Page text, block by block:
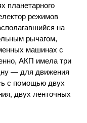
планетарного
режимов
на
рычагом,
машинах с
АКП имела три
— для движения
с помощью двух
двух ленточных